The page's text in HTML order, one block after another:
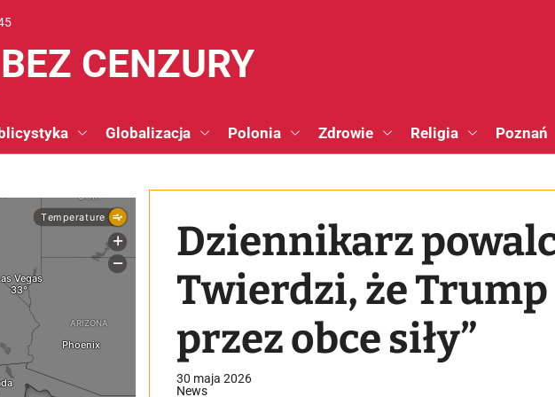
CENZURY
Globalizacja Polonia Zdrowie Religia Poznań
Dziennikarz
Twierdzi, że Trump
przez obce siły”
30 maja 2026
News